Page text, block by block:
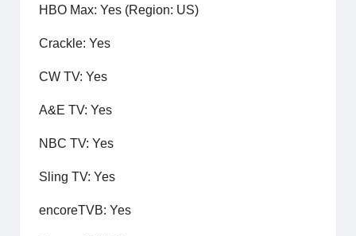
HBO Max: Yes (Region: US)
Crackle: Yes
CW TV: Yes
A&E TV: Yes
NBC TV: Yes
Sling TV: Yes
encoreTVB: Yes